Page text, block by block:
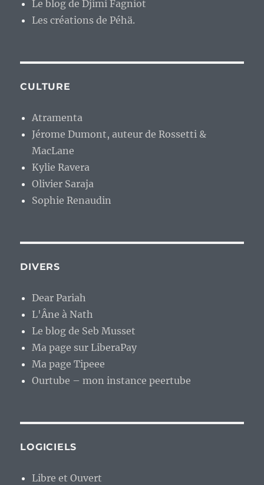
Le blog de Djimi Fagniot
Les créations de Péhä.
CULTURE
Atramenta
Jérome Dumont, auteur de Rossetti &
MacLane
Kylie Ravera
Olivier Saraja
Sophie Renaudin
DIVERS
Dear Pariah
L'Âne à Nath
Le blog de Seb Musset
Ma page sur LiberaPay
Ma page Tipeee
Ourtube – mon instance peertube
LOGICIELS
Libre et Ouvert